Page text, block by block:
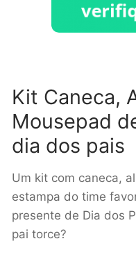
Kit Caneca,
Mousepad
dia dos pais
Um kit com caneca,
estampa do time
presente de Dia dos
pai torce?